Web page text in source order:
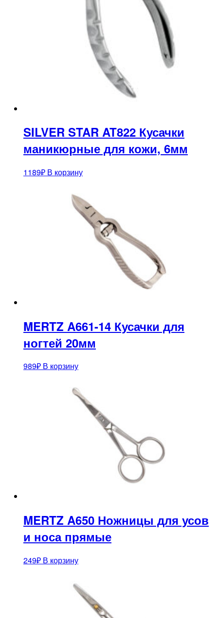
SILVER STAR AT822 Кусачки
маникюрные для кожи, 6мм
1189₽ В корзину
MERTZ A661-14 Кусачки для
ногтей 20мм
989₽ В корзину
MERTZ A650 Ножницы для усов
и носа прямые
249₽ В корзину